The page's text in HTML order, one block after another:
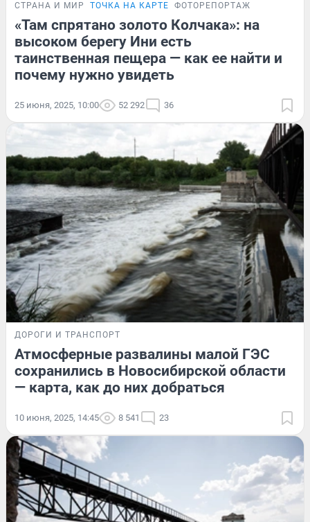
СТРАНА И МИР ТОЧКА НА КАРТЕ ФОТОРЕПОРТАЖ
«Там спрятано золото Колчака»: на
высоком берегу Ини есть
таинственная пещера — как ее найти и
почему нужно увидеть
25 июня, 2025, 10:00 52 292 36
ДОРОГИ И ТРАНСПОРТ
Атмосферные развалины малой ГЭС
сохранились в Новосибирской области
— карта, как до них добраться
10 июня, 2025, 14:45 8 541 23